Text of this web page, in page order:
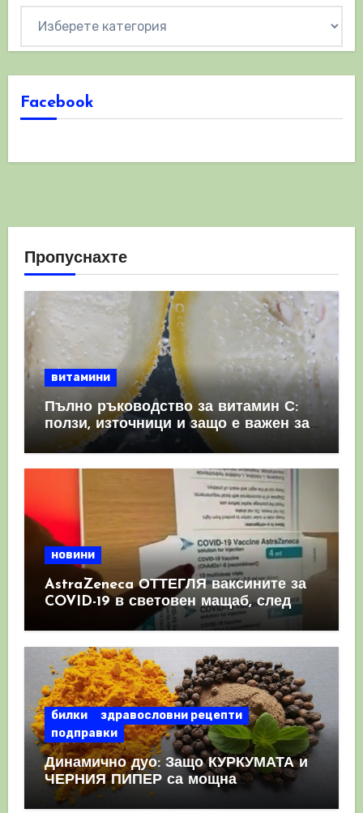
Facebook
Пропуснахте
витамини
Пълно ръководство за витамин С:
ползи, източници и защо е важен за
имунната система
новини
AstraZeneca ОТТЕГЛЯ ваксините за
COVID-19 в световен мащаб, след
като призна, че те причиняват
билки
здравословни рецепти
подправки
Динамично дуо: Защо КУРКУМАТА и
ЧЕРНИЯ ПИПЕР са мощна
комбинация